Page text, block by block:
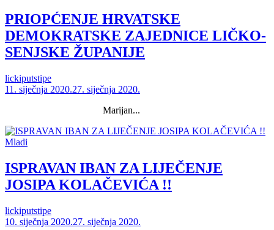
PRIOPĆENJE HRVATSKE
DEMOKRATSKE ZAJEDNICE LIČKO-
SENJSKE ŽUPANIJE
lickiputstipe
11. siječnja 2020.27. siječnja 2020.
Marijan...
Mladi
ISPRAVAN IBAN ZA LIJEČENJE
JOSIPA KOLAČEVIĆA !!
lickiputstipe
10. siječnja 2020.27. siječnja 2020.